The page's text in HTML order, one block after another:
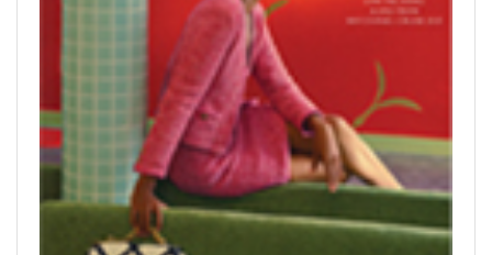
Журнал ОАЭ назвал Фукуок
«глобальным туристическим
центром» 2026 года
ЧИТАТЬ ПЕЧАТНЫЕ ПУБЛИКАЦИИ